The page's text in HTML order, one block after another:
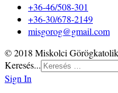
+36-46/508-301
+36-30/678-2149
misgorog@gmail.com
© 2018 Miskolci
Keresés...
Sign In